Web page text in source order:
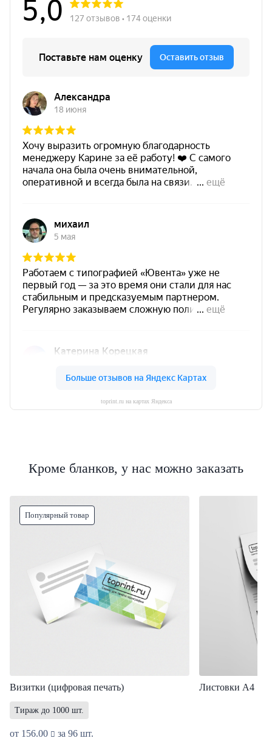
toprint.ru на картах Яндекса
Кроме бланков, у нас можно заказать
Популярный товар
Визитки (цифровая печать)
Тираж до 1000 шт.
от 156.00
за 96 шт.
Листовки A4